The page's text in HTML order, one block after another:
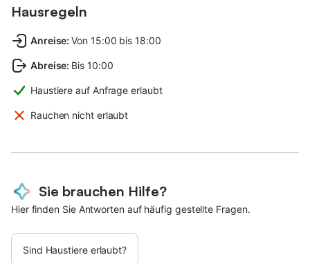
Hausregeln
Anreise: Von 15:00 bis 18:00
Abreise: Bis 10:00
Haustiere auf Anfrage erlaubt
Rauchen nicht erlaubt
Sie brauchen Hilfe?
Hier finden Sie Antworten auf häufig gestellte Fragen.
Sind Haustiere erlaubt?